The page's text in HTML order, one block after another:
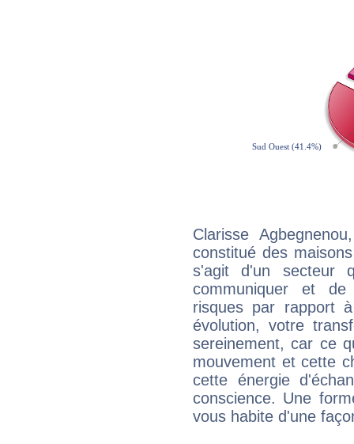
Clarisse
constitué des
s'agit d'un secteur
communiquer et
risques par rapport
évolution, votre
sereinement, car ce
mouvement et cette
cette énergie
conscience. Une
vous habite d'une